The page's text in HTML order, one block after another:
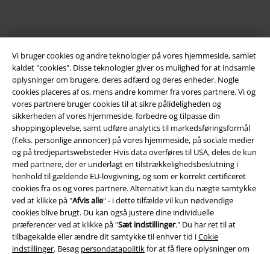
Vi bruger cookies og andre teknologier på vores hjemmeside, samlet
kaldet "cookies". Disse teknologier giver os mulighed for at indsamle
oplysninger om brugere, deres adfærd og deres enheder. Nogle
cookies placeres af os, mens andre kommer fra vores partnere. Vi og
vores partnere bruger cookies til at sikre pålideligheden og
sikkerheden af ​​vores hjemmeside, forbedre og tilpasse din
shoppingoplevelse, samt udføre analytics til markedsføringsformål
(f.eks. personlige annoncer) på vores hjemmeside, på sociale medier
og på tredjepartswebsteder Hvis data overføres til USA, deles de kun
med partnere, der er underlagt en tilstrækkelighedsbeslutning i
henhold til gældende EU-lovgivning, og som er korrekt certificeret
cookies fra os og vores partnere. Alternativt kan du nægte samtykke
ved at klikke på "Afvis alle" - i dette tilfælde vil kun nødvendige
cookies blive brugt. Du kan også justere dine individuelle
præferencer ved at klikke på "Sæt indstillinger." Du har ret til at
tilbagekalde eller ændre dit samtykke til enhver tid iCokie
indstillinger. Besøg persondatapolitikfor at få flere oplysninger om
Juridisk
Salgs-, medlems- & leveringsbetingelser
Om EMP Danmark
Persondatapolitik
Bortskaffelse af affald og miljøbeskyttelse
Overensstemmelseserklæring